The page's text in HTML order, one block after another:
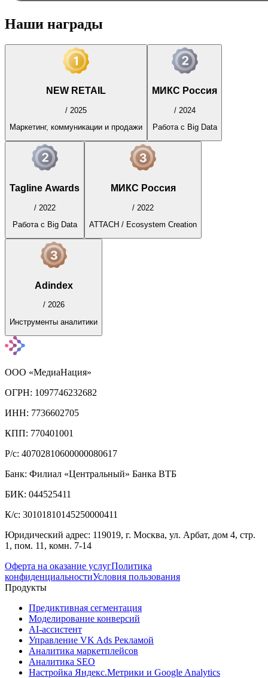
Наши награды
NEW RETAIL
/ 2025
Маркетинг, коммуникации и продажи
МИКС Россия
/ 2024
Работа с Big Data
Tagline Awards
/ 2022
Работа с Big Data
МИКС Россия
/ 2022
ATTACH / Ecosystem Creation
Adindex
/ 2026
Инструменты аналитики
ООО «МедиаНация»
ОГРН: 1097746232682
ИНН: 7736602705
КПП: 770401001
Р/с: 40702810600000080617
Банк: Филиал «Центральный» Банка ВТБ
БИК: 044525411
К/с: 30101810145250000411
Юридический адрес: 119019, г. Москва, ул. Арбат, дом 4, стр.
1, пом. 11, комн. 7-14
Оферта на оказание услугПолитика
конфиденциальностиУсловия пользования
Продукты
Предиктивная сегментация
Моделирование конверсий
AI-ассистент
Управление VK Ads Рекламой
Аналитика маркетплейсов
Аналитика SEO
Настройка Яндекс.Метрики и Google Analytics